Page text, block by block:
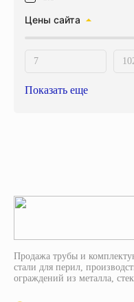
Цены сайта
Показать еще
Продажа трубы и
стали для перил,
ограждений из металла,